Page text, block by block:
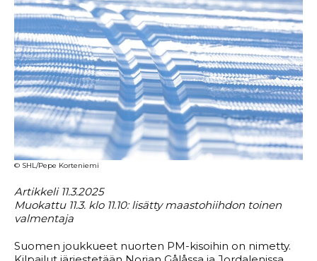
© SHL/Pepe Korteniemi
Artikkeli 11.3.2025
Muokattu 11.3. klo 11.10: lisätty maastohiihdon toinen
valmentaja
Suomen joukkueet nuorten PM-kisoihin on nimetty.